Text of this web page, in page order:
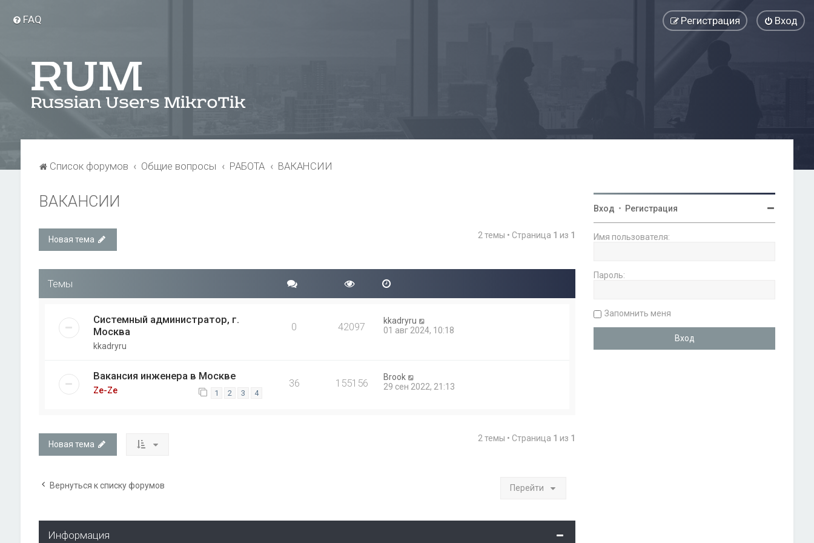
FAQ Вход
Регистрация
Список форумов Общие вопросы РАБОТА ВАКАНСИИ
ВАКАНСИИ
Новая тема 2 темы • Страница 1 из 1
Темы
Системный администратор, г.
Москва
kkadryru
0 42097
kkadryru
01 авг 2024, 10:18
Вакансия инженера в Москве
Ze-Ze 1 2 3 4
36 155156
Brook
29 сен 2022, 21:13
Новая тема
2 темы • Страница 1 из 1
Вернуться к списку форумов Перейти
Информация
Вход • Регистрация
Имя пользователя:
Пароль:
Запомнить меня